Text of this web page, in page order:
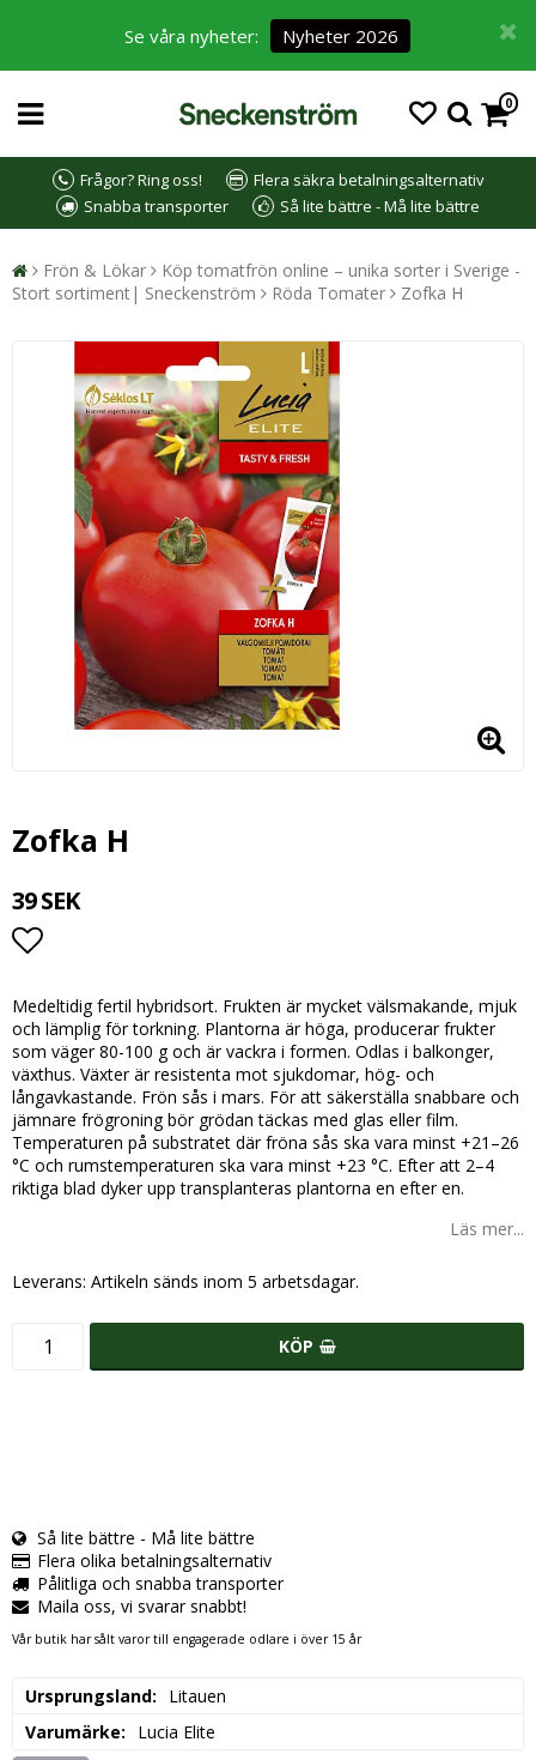
Se våra nyheter: Nyheter 2026
0
Frågor? Ring oss!
Flera säkra betalningsalternativ
Snabba transporter
Så lite bättre - Må lite bättre
Frön & Lökar
Köp tomatfrön online – unika sorter i Sverige -
Stort sortiment| Sneckenström
Röda Tomater Zofka H
Zofka H
39 SEK
Medeltidig fertil hybridsort. Frukten är mycket välsmakande, mjuk
och lämplig för torkning. Plantorna är höga, producerar frukter
som väger 80-100 g och är vackra i formen. Odlas i balkonger,
växthus. Växter är resistenta mot sjukdomar, hög- och
långavkastande. Frön sås i mars. För att säkerställa snabbare och
jämnare frögroning bör grödan täckas med glas eller film.
Temperaturen på substratet där fröna sås ska vara minst +21–26
°C och rumstemperaturen ska vara minst +23 °C. Efter att 2–4
riktiga blad dyker upp transplanteras plantorna en efter en.
Läs mer...
Leverans: Artikeln sänds inom 5 arbetsdagar.
KÖP
Så lite bättre - Må lite bättre
Flera olika betalningsalternativ
Pålitliga och snabba transporter
Maila oss, vi svarar snabbt!
Vår butik har sålt varor till engagerade odlare i över 15 år
Ursprungsland
Litauen
Varumärke
Lucia Elite